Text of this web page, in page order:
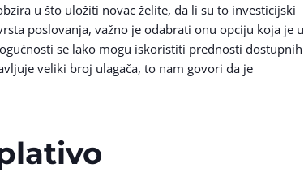
u što uložiti novac želite, da li su to investicijski
poslovanja, važno je odabrati onu opciju koja je u
se lako mogu iskoristiti prednosti dostupnih
veliki broj ulagača, to nam govori da je